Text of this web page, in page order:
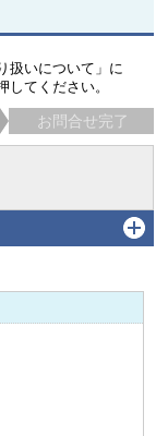
扱いについて」に
てください。
お問合せ完了